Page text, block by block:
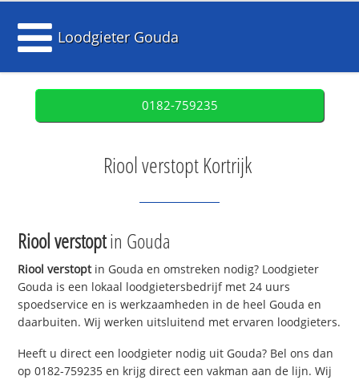
Loodgieter Gouda
0182-759235
Riool verstopt Kortrijk
Riool verstoptin Gouda
Riool verstoptin Gouda en omstreken nodig? Loodgieter
Gouda is een lokaal loodgietersbedrijf met 24 uurs
spoedservice en is werkzaamheden in de heel Gouda en
daarbuiten. Wij werken uitsluitend met ervaren loodgieters.
Heeft u direct een loodgieter nodig uit Gouda? Bel ons dan
op 0182-759235 en krijg direct een vakman aan de lijn. Wij